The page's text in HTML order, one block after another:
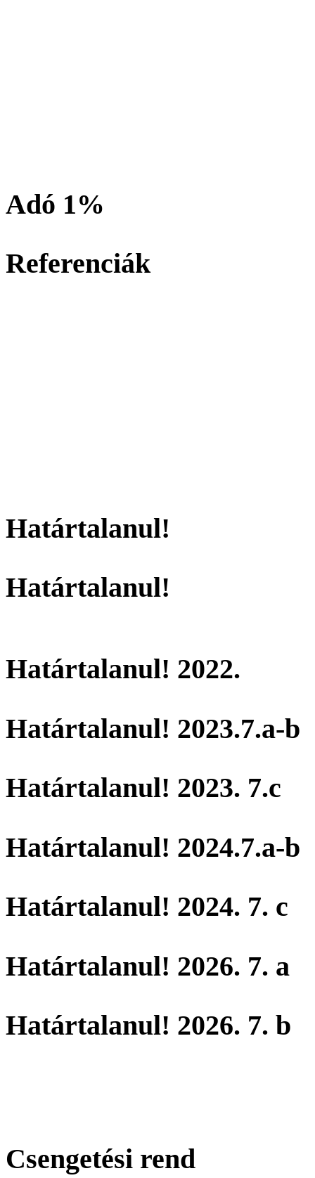
Adó 1%
Referenciák
Határtalanul!
Határtalanul!
Határtalanul! 2022.
Határtalanul! 2023.7.a-b
Határtalanul! 2023. 7.c
Határtalanul! 2024.7.a-b
Határtalanul! 2024. 7. c
Határtalanul! 2026. 7. a
Határtalanul! 2026. 7. b
Csengetési rend